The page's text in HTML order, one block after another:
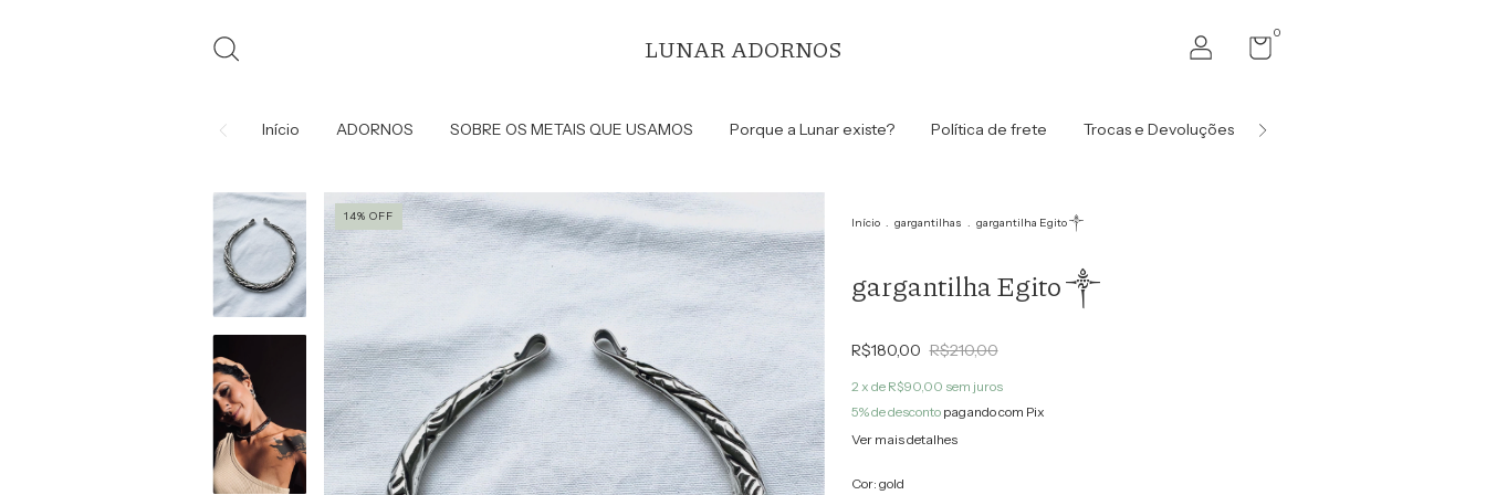
LUNAR ADORNOS
0
Início ADORNOS SOBRE OS METAIS QUE USAMOS Porque a Lunar existe? Política de frete Trocas e Devoluções
14% OFF Início . gargantilhas . gargantilha Egito ༒
gargantilha Egito ༒
R$180,00 R$210,00
2 x de R$90,00 sem juros
5% de descontopagando com Pix
Ver mais detalhes
Cor: gold